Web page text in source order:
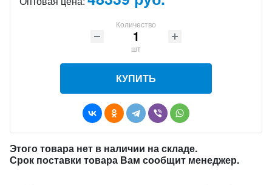
Количество
шт
КУПИТЬ
Этого товара нет в наличии на складе.
Срок поставки товара Вам сообщит менеджер.